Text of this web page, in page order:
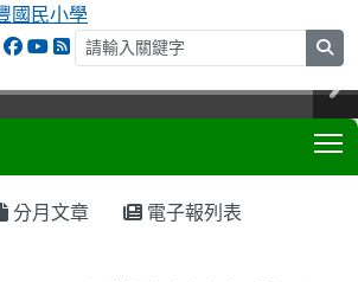
分月文章 電子報列表